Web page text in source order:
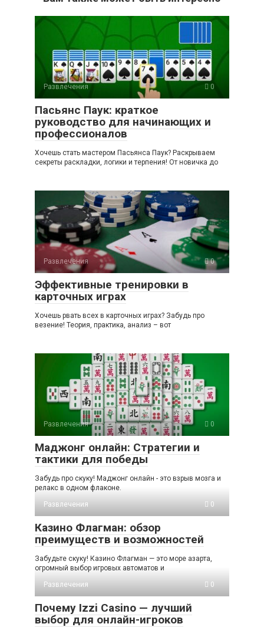
Развлечения 0
Пасьянс Паук: краткое
руководство для начинающих и
профессионалов
Хочешь стать мастером Пасьянса Паук? Раскрываем
секреты раскладки, логики и терпения! От новичка до
Развлечения 0
Эффективные тренировки в
карточных играх
Хочешь рвать всех в карточных играх? Забудь про
везение! Теория, практика, анализ – вот
Развлечения 0
Маджонг онлайн: Стратегии и
тактики для победы
Забудь про скуку! Маджонг онлайн - это взрыв мозга и
релакс в одном флаконе.
Развлечения
0
Казино Флагман: обзор
преимуществ и возможностей
Забудьте скуку! Казино Флагман — это море азарта,
огромный выбор игровых автоматов и
Развлечения
0
Почему Izzi Casino — лучший
выбор для онлайн-игроков